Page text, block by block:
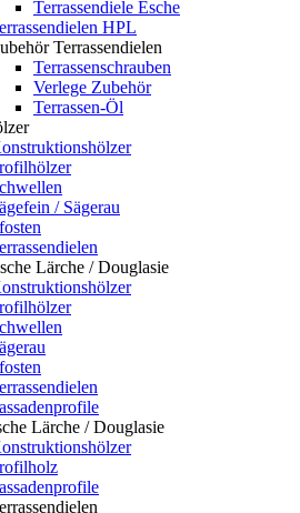
Terrassendiele Esche
HPL
Terrassendielen
Terrassenschrauben
Verlege Zubehör
Terrassen-Öl
/ Sägerau
Lärche / Douglasie
Lärche / Douglasie